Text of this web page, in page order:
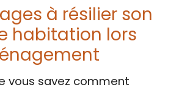
à résilier son
habitation lors
vous savez comment